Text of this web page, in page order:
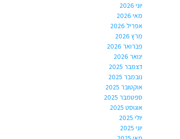
יוני 2026
מאי 2026
אפריל 2026
מרץ 2026
פברואר 2026
ינואר 2026
דצמבר 2025
נובמבר 2025
אוקטובר 2025
ספטמבר 2025
אוגוסט 2025
יולי 2025
יוני 2025